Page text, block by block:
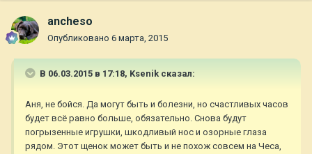
ancheso
Опубликовано 6 марта, 2015
В 06.03.2015 в 17:18, Ksenik сказал:
Аня, не бойся. Да могут быть и болезни, но счастливых часов
будет всё равно больше, обязательно. Снова будут
погрызенные игрушки, шкодливый нос и озорные глаза
рядом. Этот щенок может быть и не похож совсем на Чеса,